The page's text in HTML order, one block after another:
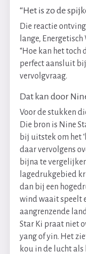
“Het is zo de
Die reactie
lange,
“Hoe kan het
perfect aansluit bij
vervolgvraag.
Dat kan door
Voor de stukken
Die bron is Nine
bij uitstek om het
daar vervolgens
bijna te vergelijken
lagedrukgebied
dan bij een
wind waait speelt
aangrenzende
Star Ki praat niet
yang of yin. Het
kou in de lucht